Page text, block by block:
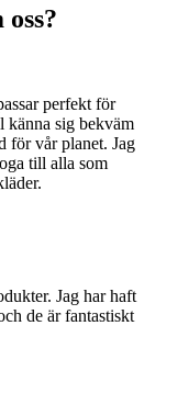
perfekt för
känna sig bekväm
för vår planet. Jag
till alla som
Jag har haft
de är fantastiskt